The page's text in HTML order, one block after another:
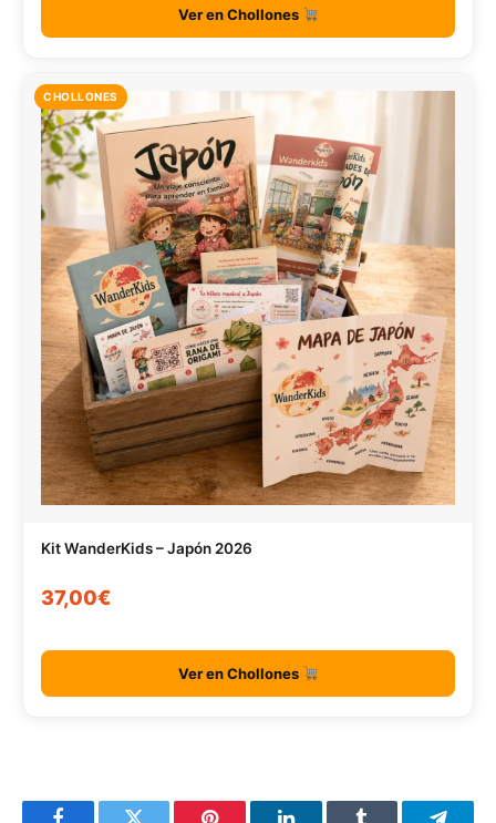
Ver en Chollones
CHOLLONES
Kit WanderKids – Japón 2026
37,00€
Ver en Chollones